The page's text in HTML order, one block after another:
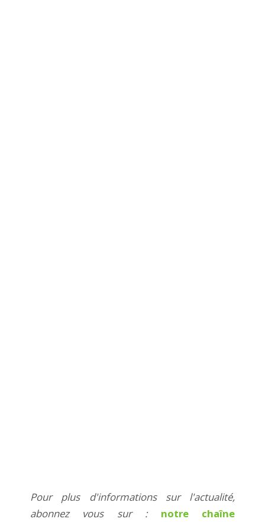
Pour plus d'informations sur l'actualité,
abonnez vous sur : notre chaîne